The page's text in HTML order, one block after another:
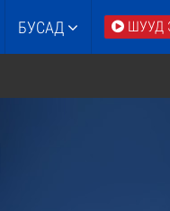
БУСАД ШУУД